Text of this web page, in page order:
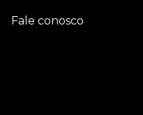
Fale conosco